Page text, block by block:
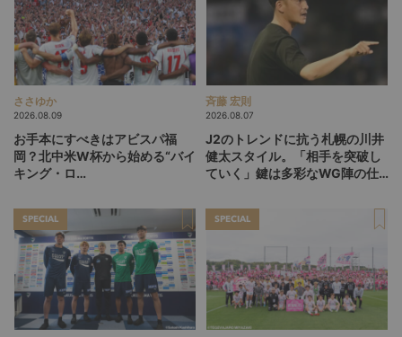
ささゆか
2026.08.09
お手本にすべきはアビスパ福
岡？北中米W杯から始める“バイ
キング・ロ
探す旅
斉藤 宏則
2026.08.07
J2のトレンドに抗う札幌の川井
健太スタイル。「相手を突破し
ていく」鍵は多彩なWG陣の仕
SPECIAL SPECIAL